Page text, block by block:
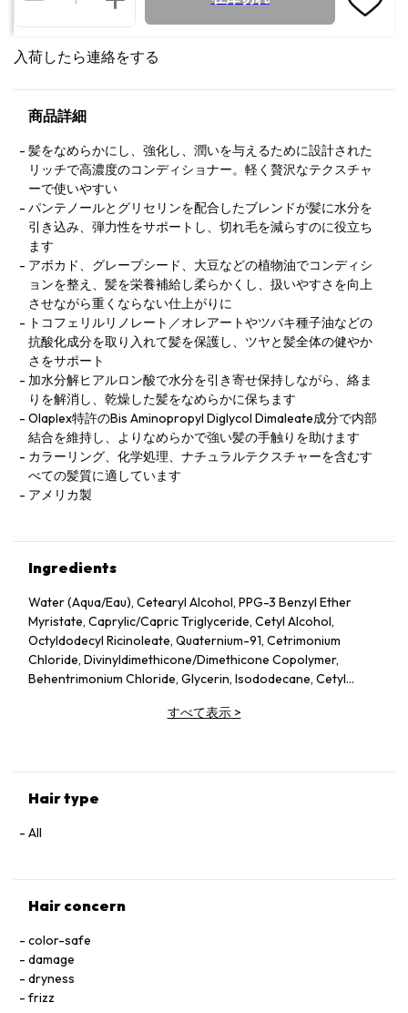
入荷したら連絡をする
商品詳細
髪をなめらかにし、強化し、潤いを与えるために設計された
リッチで高濃度のコンディショナー。軽く贅沢なテクスチャ
ーで使いやすい
パンテノールとグリセリンを配合したブレンドが髪に水分を
引き込み、弾力性をサポートし、切れ毛を減らすのに役立ち
ます
アボカド、グレープシード、大豆などの植物油でコンディシ
ョンを整え、髪を栄養補給し柔らかくし、扱いやすさを向上
させながら重くならない仕上がりに
トコフェリルリノレート／オレアートやツバキ種子油などの
抗酸化成分を取り入れて髪を保護し、ツヤと髪全体の健やか
さをサポート
加水分解ヒアルロン酸で水分を引き寄せ保持しながら、絡ま
りを解消し、乾燥した髪をなめらかに保ちます
Olaplex特許のBis Aminopropyl Diglycol Dimaleate成分で内部
結合を維持し、よりなめらかで強い髪の手触りを助けます
カラーリング、化学処理、ナチュラルテクスチャーを含むす
べての髪質に適しています
アメリカ製
Ingredients
Water (Aqua/Eau), Cetearyl Alcohol, PPG-3 Benzyl Ether
Myristate, Caprylic/Capric Triglyceride, Cetyl Alcohol,
Octyldodecyl Ricinoleate, Quaternium-91, Cetrimonium
Chloride, Divinyldimethicone/Dimethicone Copolymer,
Behentrimonium Chloride, Glycerin, Isododecane, Cetyl
Phospholipids, Dimethicone PEG-7 Isostearate,
Sinensis Seed Oil, C11-15 Pareth-7, Sodium Polyaspartate,
Persea Gratissima (Avocado) Oil, Vitis Vinifera (Grape) Seed
Hydroxyhydrocinnamate, Propylene Glycol, Sodium Acetate,
Acid, PEG-4, Pseudozyma Epicola/Camellia Sinensis Seed Oil
Ferment Filtrate, Pseudozyma Epicola/Argania Spinosa
Kernel Oil Ferment Filtrate, Tocopheryl Linoleate/Oleate,
Helianthus Annuus (Sunflower) Seed Oil, Quaternium-95,
すべて表示>
Hair type
All
Hair concern
color-safe
damage
dryness
frizz